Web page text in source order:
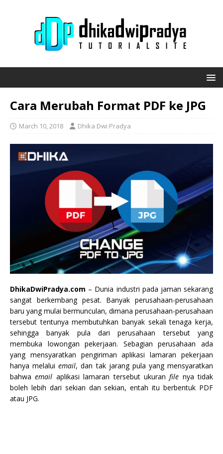
Cara Merubah Format PDF ke JPG
March 10, 2018 Dhika Dwi Pradya
DhikaDwiPradya.com – Dunia industri pada jaman sekarang
sangat berkembang pesat. Banyak perusahaan-perusahaan
baru yang mulai bermunculan, dimana perusahaan-perusahaan
tersebut tentunya membutuhkan banyak sekali tenaga kerja,
sehingga banyak pula dari perusahaan tersebut yang
membuka lowongan pekerjaan. Sebagian perusahaan ada
yang mensyaratkan pengiriman aplikasi lamaran pekerjaan
hanya melaluiemail, dan tak jarang pula yang mensyaratkan
bahwaemail aplikasi lamaran tersebut ukuranfile nya tidak
boleh lebih dari sekian dan sekian, entah itu berbentuk PDF
atau JPG.